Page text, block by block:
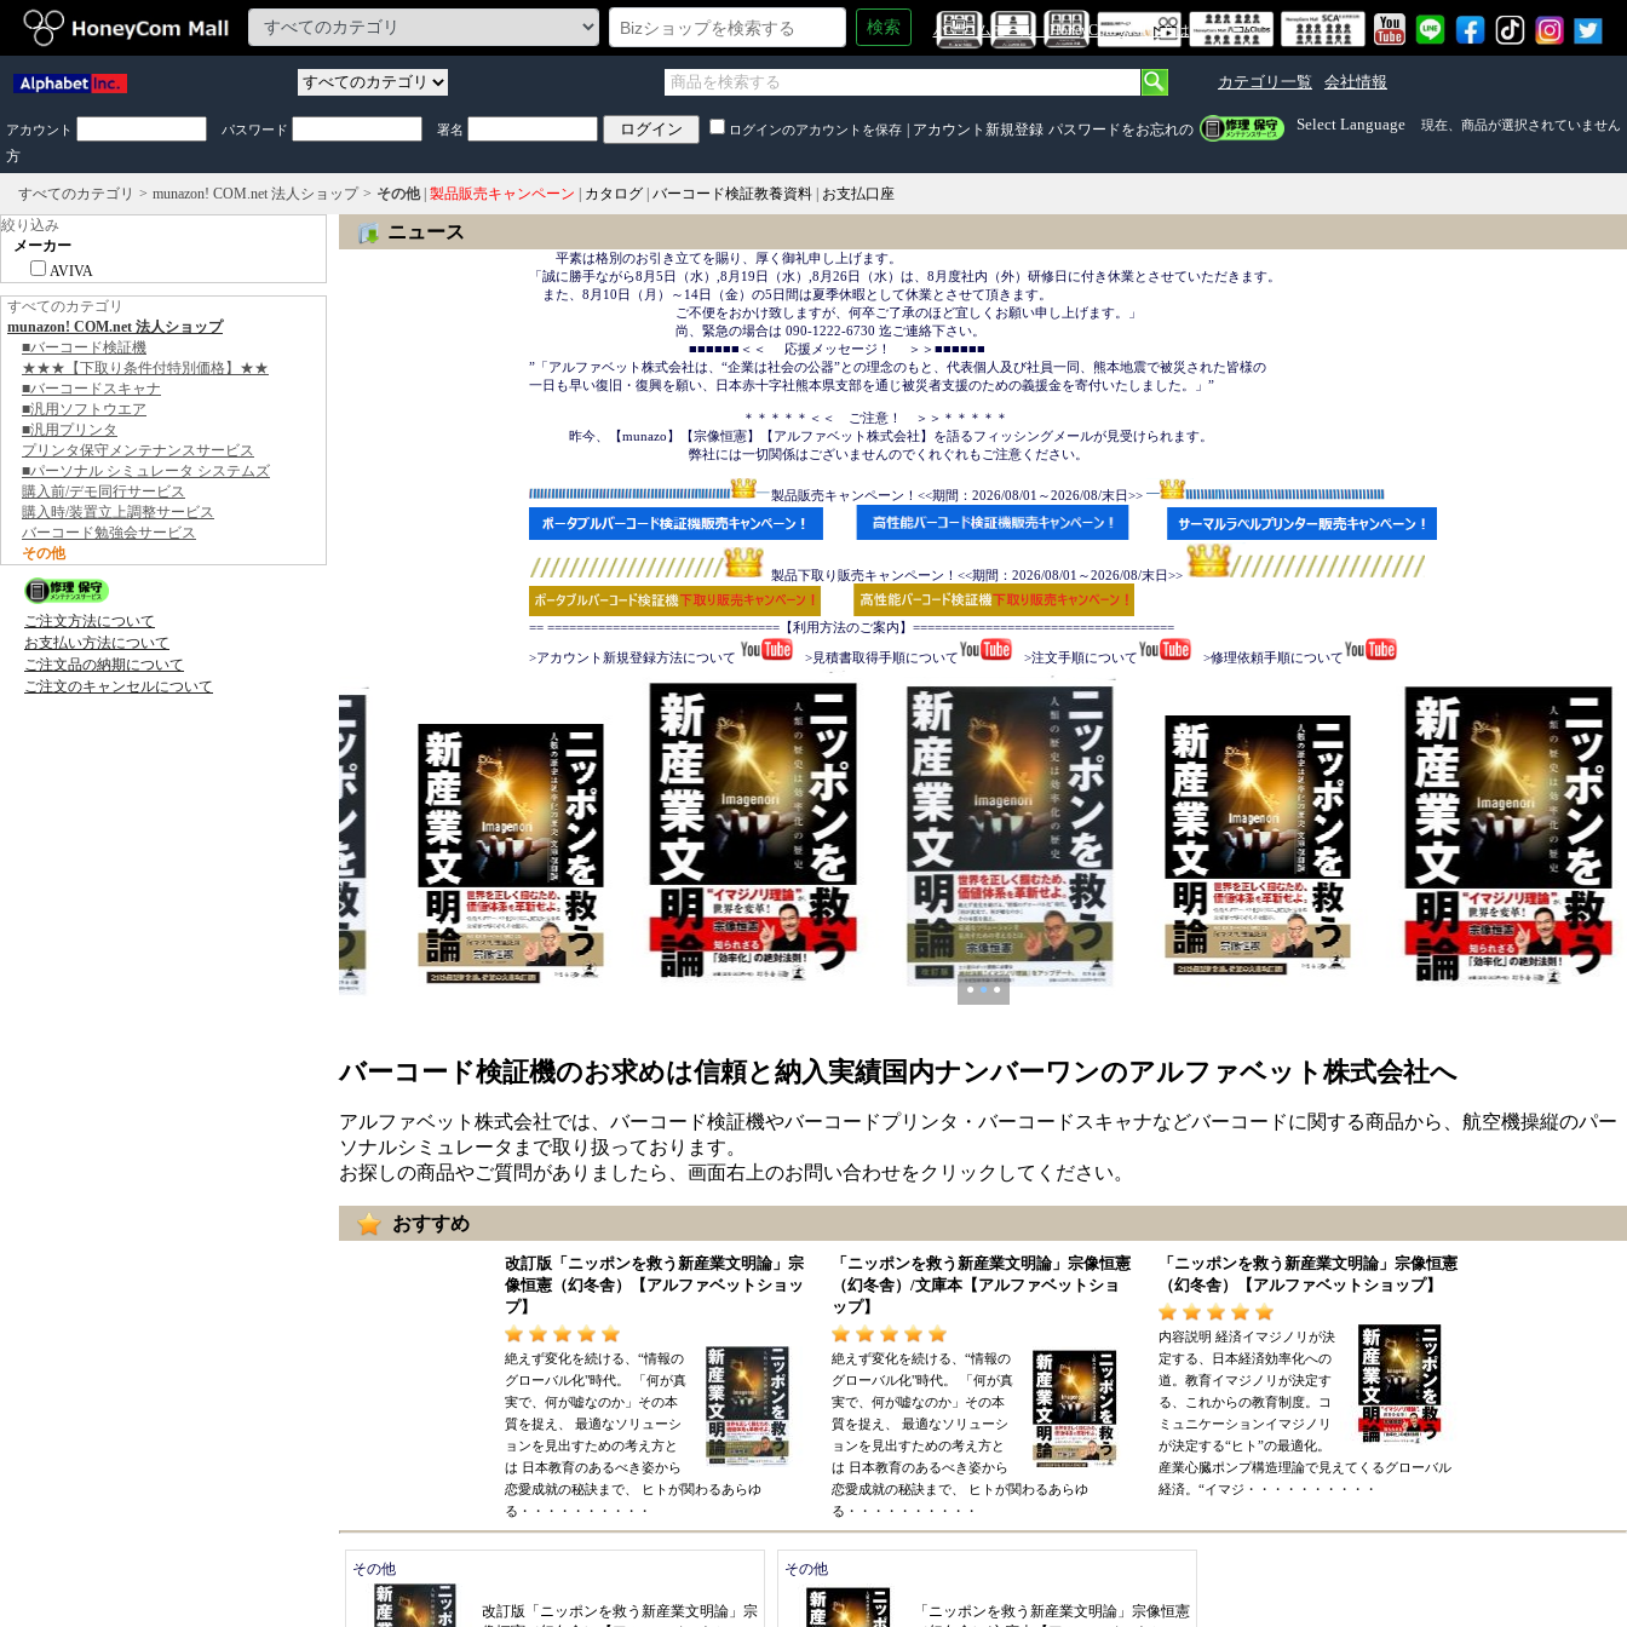
検索 ハニコムモール（HoneyCom Mall）とは
カテゴリ一覧 会社情報
Select Language 現在、商品が選択されていません
アカウント パスワード 署名 ログインのアカウントを保存 アカウント新規登録 パスワードをお忘れの
方
すべてのカテゴリ munazon! COM.net 法人ショップ その他| 製品販売キャンペーン カタログ バーコード検証教養資料
お支払口座
絞り込み
メーカー
AVIVA
すべてのカテゴリ
munazon! COM.net 法人ショップ
■バーコード検証機
★★★【下取り条件付特別価格】★★
■バーコードスキャナ
■汎用ソフトウエア
■汎用プリンタ
プリンタ保守メンテナンスサービス
■パーソナル シミュレータ システムズ
購入前/デモ同行サービス
購入時/装置立上調整サービス
バーコード勉強会サービス
その他
ご注文方法について
お支払い方法について
ご注文品の納期について
ご注文のキャンセルについて
ニュース
平素は格別のお引き立てを賜り、厚く御礼申し上げます。
「誠に勝手ながら8月5日（水）,8月19日（水）,8月26日（水）は、8月度社内（外）研修日に付き休業とさせていただきます。
また、8月10日（月）～14日（金）の5日間は夏季休暇として休業とさせて頂きます。
ご不便をおかけ致しますが、何卒ご了承のほど宜しくお願い申し上げます。」
尚、緊急の場合は 090-1222-6730 迄ご連絡下さい。
■■■■■■＜＜     応援メッセージ！ 　＞＞■■■■■■
”「アルファベット株式会社は、“企業は社会の公器”との理念のもと、代表個人及び社員一同、熊本地震で被災された皆様の
一日も早い復旧・復興を願い、日本赤十字社熊本県支部を通じ被災者支援のための義援金を寄付いたしました。」”
＊＊＊＊＊＜＜　ご注意！　＞＞＊＊＊＊＊
昨今、【munazo】【宗像恒憲】【アルファベット株式会社】を語るフィッシングメールが見受けられます。
弊社には一切関係はございませんのでくれぐれもご注意ください。
製品販売キャンペーン！<<期間：2026/08/01～2026/08/末日>>
製品下取り販売キャンペーン！<<期間：2026/08/01～2026/08/末日>>
== ================================【利用方法のご案内】====================================
>アカウント新規登録方法について
   >見積書取得手順について
   >注文手順について
   >修理依頼手順について
● ● ●
バーコード検証機のお求めは信頼と納入実績国内ナンバーワンのアルファベット株式会社へ
アルファベット株式会社では、バーコード検証機やバーコードプリンタ・バーコードスキャナなどバーコードに関する商品から、航空機操縦のパー
ソナルシミュレータまで取り扱っております。
お探しの商品やご質問がありましたら、画面右上のお問い合わせをクリックしてください。
おすすめ
改訂版 「 ニッポンを救う新産業文明論」 宗
像恒憲 （幻冬舎）【アルファベットショッ
プ】
絶えず変化を続ける 、“情報の
グローバル化"時代。 「何が真
実で
何が嘘なのか 」 その本
質を捉え
最適なソリューシ
ョンを見出すための考え方と
は 日本教育のあるべき姿から
恋愛成就の秘訣まで
ヒトが関わるあらゆ
る ・・・・・・・・・・
「 ニッポンを救う新産業文明論」 宗像恒憲
（幻冬舎） /文庫本 【アルファベットショ
ップ】
絶えず変化を続ける 、“情報の
グローバル化"時代。 「何が真
実で
何が嘘なのか 」 その本
質を捉え
最適なソリューシ
ョンを見出すための考え方と
は 日本教育のあるべき姿から
恋愛成就の秘訣まで
ヒトが関わるあらゆ
る ・・・・・・・・・・
「 ニッポンを救う新産業文明論」 宗像恒憲
（幻冬舎）【アルファベットショップ】
内容説明 経済イマジノリが決
定する
日本経済効率化への
道 。 教育イマジノリが決定す
る
これからの教育制度。
コ
ミュニケーションイマジノリ
が決定する“ヒト”の最適化。
産業心臓ポンプ構造理論で見えてくるグローバル
経済。“イマジ ・・・・・・・・・・
その他
改訂版 「 ニッポンを救う新産業文明論 」 宗
その他
「 ニッポンを救う新産業文明論 」 宗像恒憲